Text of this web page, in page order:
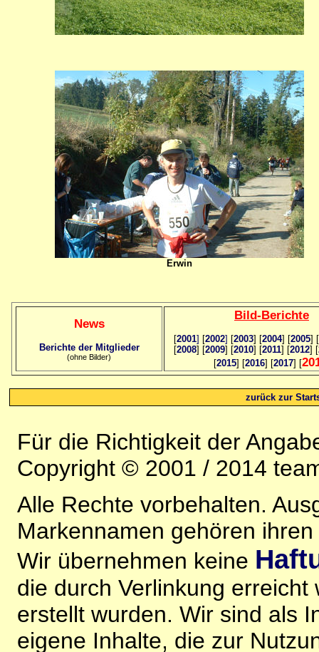
Erwin
News
Berichte der Mitglieder
(ohne Bilder)
Bild-Berichte
[2001] [2002] [2003] [2004] [2005] [
[2008] [2009] [2010] [2011] [2012] [
[2015] [2016] [2017] [
zurück zur
Für die Richtigkeit der
Copyright © 2001 / 2014
Alle Rechte vorbehalten.
Markennamen gehören
Wir übernehmen keine
die durch Verlinkung
erstellt wurden. Wir sind als
eigene Inhalte, die zur